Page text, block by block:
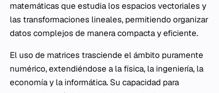
matemáticas que estudia los espacios vectoriales y
las transformaciones lineales, permitiendo organizar
datos complejos de manera compacta y eficiente.
El uso de matrices trasciende el ámbito puramente
numérico, extendiéndose a la física, la ingeniería, la
economía y la informática. Su capacidad para